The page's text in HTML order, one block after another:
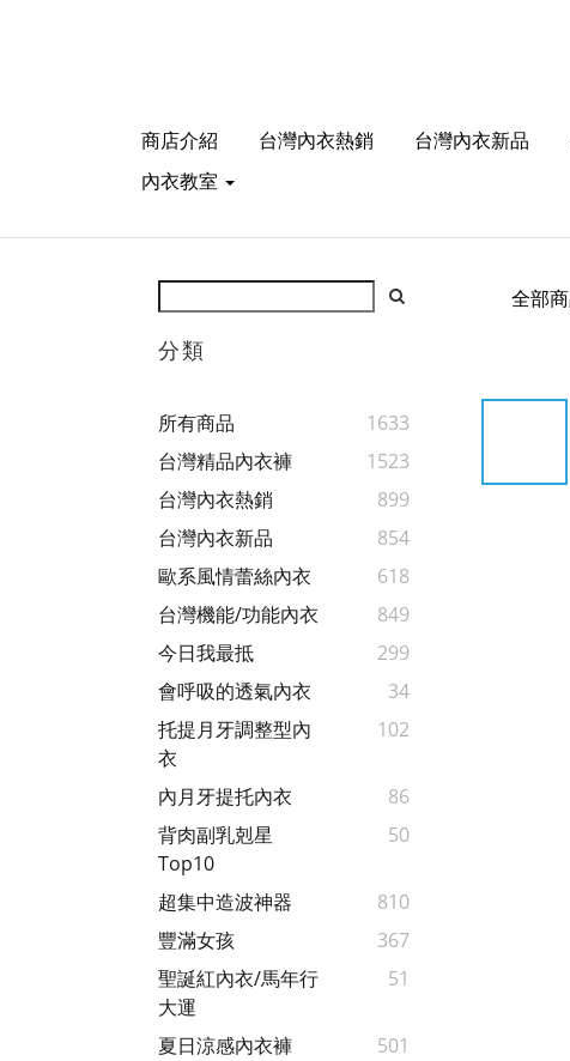
商店介紹 台灣內衣熱銷 台灣內衣新品
內衣教室
分類
所有商品
1633
台灣精品內衣褲
1523
台灣內衣熱銷
899
台灣內衣新品
854
歐系風情蕾絲內衣
618
台灣機能/功能內衣
849
今日我最抵
299
會呼吸的透氣內衣
34
托提月牙調整型內
衣
102
內月牙提托內衣
86
背肉副乳剋星
Top10
50
超集中造波神器
810
豐滿女孩
367
聖誕紅內衣/馬年行
大運
51
夏日涼感內衣褲
501
全部